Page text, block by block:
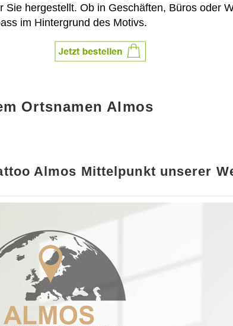
hergestellt. Ob in Geschäften, Büros oder
im Hintergrund des Motivs.
Ortsnamen Almos
Almos Mittelpunkt unserer